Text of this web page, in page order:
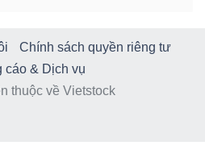
Chính sách quyền riêng tư
cáo & Dịch vụ
thuộc về Vietstock